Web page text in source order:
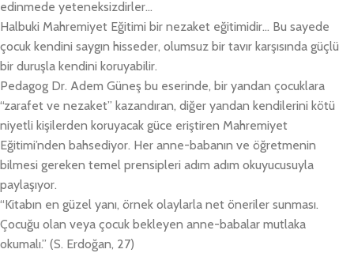
edinmede yeteneksizdirler…
Halbuki Mahremiyet Eğitimi bir nezaket eğitimidir… Bu sayede
çocuk kendini saygın hisseder, olumsuz bir tavır karşısında güçlü
bir duruşla kendini koruyabilir.
Pedagog Dr. Adem Güneş bu eserinde, bir yandan çocuklara
“zarafet ve nezaket” kazandıran, diğer yandan kendilerini kötü
niyetli kişilerden koruyacak güce eriştiren Mahremiyet
Eğitimi’nden bahsediyor. Her anne-babanın ve öğretmenin
bilmesi gereken temel prensipleri adım adım okuyucusuyla
paylaşıyor.
“Kitabın en güzel yanı, örnek olaylarla net öneriler sunması.
Çocuğu olan veya çocuk bekleyen anne-babalar mutlaka
okumalı.” (S. Erdoğan, 27)